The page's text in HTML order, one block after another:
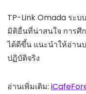
TP-Link Omada ระบ
มิติอื่นที่น่าสนใจ การศึ
ได้ดีขึ้น แนะนำให้อ่าน
ปฏิบัติจริง
อ่านเพิ่มเติม: